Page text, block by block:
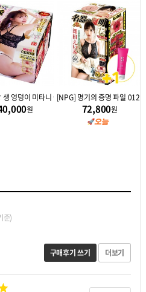
미(相沢みなみ) +건조용 드라이스틱 증정!
생 엉덩이 미타니 아카리 (투홀 극상생요)
원
[NPG] 명기의 증명 파일 012
72,800원
준)
구매후기 쓰기 더보기